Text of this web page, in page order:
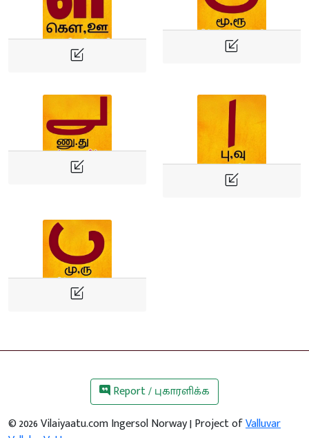
Report / புகாரளிக்க
©2026Vilaiyaatu.com Ingersol Norway | Project ofValluvar